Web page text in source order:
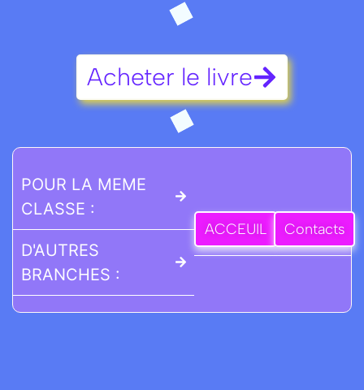
Acheter le livre
POUR LA MEME
CLASSE :
D'AUTRES
BRANCHES :
ACCEUIL Contacts